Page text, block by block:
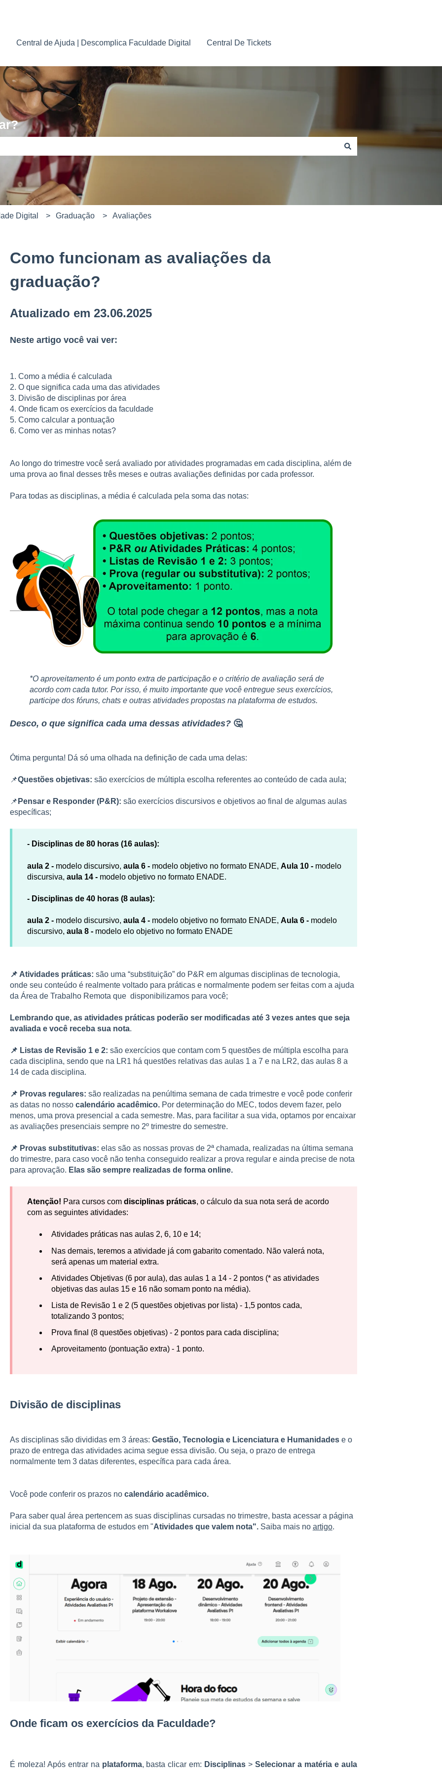
traduções
Central de Ajuda | Descomplica Faculdade Digital Central De Tickets
pesquisa está em branco.
Digital Graduação Avaliações
Como funcionam as avaliações da
graduação?
Atualizado em 23.06.2025
Neste artigo você vai ver:
1. Como a média é calculada
2. O que significa cada uma das atividades
3. Divisão de disciplinas por área
4. Onde ficam os exercícios da faculdade
5. Como calcular a pontuação
6. Como ver as minhas notas?
Ao longo do trimestre você será avaliado por atividades programadas em cada disciplina, além de
uma prova ao final desses três meses e outras avaliações definidas por cada professor.
Para todas as disciplinas, a média é calculada pela soma das notas:
*O aproveitamento é um ponto extra de participação e o critério de avaliação será de
acordo com cada tutor. Por isso, é muito importante que você entregue seus exercícios,
participe dos fóruns, chats e outras atividades propostas na plataforma de estudos.
Desco, o que significa cada uma dessas atividades? 🤔
Ótima pergunta! Dá só uma olhada na definição de cada uma delas:
📌Questões objetivas: são exercícios de múltipla escolha referentes ao conteúdo de cada aula;
📌 Pensar e Responder (P&R): são exercícios discursivos e objetivos ao final de algumas aulas
específicas;
- Disciplinas de 80 horas (16 aulas):
aula 2 - modelo discursivo, aula 6 - modelo objetivo no formato ENADE, Aula 10 - modelo
discursiva, aula 14 - modelo objetivo no formato ENADE.
- Disciplinas de 40 horas (8 aulas):
aula 2 - modelo discursivo, aula 4 - modelo objetivo no formato ENADE, Aula 6 - modelo
discursivo, aula 8 - modelo elo objetivo no formato ENADE
📌 Atividades práticas: são uma “substituição” do P&R em algumas disciplinas de tecnologia,
onde seu conteúdo é realmente voltado para práticas e normalmente podem ser feitas com a ajuda
da Área de Trabalho Remota que disponibilizamos para você;
Lembrando que, as atividades práticas poderão ser modificadas até 3 vezes antes que seja
avaliada e você receba sua nota.
📌 Listas de Revisão 1 e 2: são exercícios que contam com 5 questões de múltipla escolha para
cada disciplina, sendo que na LR1 há questões relativas das aulas 1 a 7 e na LR2, das aulas 8 a
14 de cada disciplina.
📌 Provas regulares: são realizadas na penúltima semana de cada trimestre e você pode conferir
as datas no nosso calendário acadêmico. Por determinação do MEC, todos devem fazer, pelo
menos, uma prova presencial a cada semestre. Mas, para facilitar a sua vida, optamos por encaixar
as avaliações presenciais sempre no 2º trimestre do semestre.
📌 Provas substitutivas: elas são as nossas provas de 2ª chamada, realizadas na última semana
do trimestre, para caso você não tenha conseguido realizar a prova regular e ainda precise de nota
para aprovação. Elas são sempre realizadas de forma online.
Atenção! Para cursos com disciplinas práticas, o cálculo da sua nota será de acordo
com as seguintes atividades:
Atividades práticas nas aulas 2, 6, 10 e 14;
Nas demais, teremos a atividade já com gabarito comentado. Não valerá nota,
será apenas um material extra.
Atividades Objetivas (6 por aula), das aulas 1 a 14 - 2 pontos (* as atividades
objetivas das aulas 15 e 16 não somam ponto na média).
Lista de Revisão 1 e 2 (5 questões objetivas por lista) - 1,5 pontos cada,
totalizando 3 pontos;
Prova final (8 questões objetivas) - 2 pontos para cada disciplina;
Aproveitamento (pontuação extra) - 1 ponto.
Divisão de disciplinas
As disciplinas são divididas em 3 áreas: Gestão, Tecnologia e Licenciatura e Humanidades e o
prazo de entrega das atividades acima segue essa divisão. Ou seja, o prazo de entrega
normalmente tem 3 datas diferentes, específica para cada área.
Você pode conferir os prazos no calendário acadêmico.
Para saber qual área pertencem as suas disciplinas cursadas no trimestre, basta acessar a página
inicial da sua plataforma de estudos em "Atividades que valem nota". Saiba mais no artigo.
Onde ficam os exercícios da Faculdade?
É moleza! Após entrar na plataforma, basta clicar em: Disciplinas >Selecionar a matéria e aula